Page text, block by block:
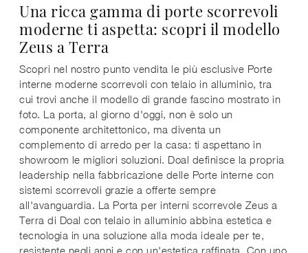
Una ricca gamma di porte scorrevoli
moderne ti aspetta: scopri il modello
Zeus a Terra
Scopri nel nostro punto vendita le più esclusive Porte
interne moderne scorrevoli con telaio in alluminio, tra
cui trovi anche il modello di grande fascino mostrato in
foto. La porta, al giorno d'oggi, non è solo un
componente architettonico, ma diventa un
complemento di arredo per la casa: ti aspettano in
showroom le migliori soluzioni. Doal definisce la propria
leadership nella fabbricazione delle Porte interne con
sistemi scorrevoli grazie a offerte sempre
all'avanguardia. La Porta per interni scorrevole Zeus a
Terra di Doal con telaio in alluminio abbina estetica e
tecnologia in una soluzione alla moda ideale per te,
resistente negli anni e con un'estetica raffinata. Con uno